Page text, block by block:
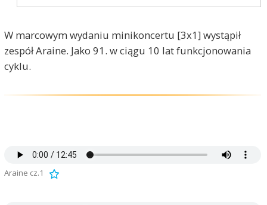
W marcowym wydaniu minikoncertu [3x1] wystąpił
zespół Araine. Jako 91. w ciągu 10 lat funkcjonowania
cyklu.
Araine cz.1